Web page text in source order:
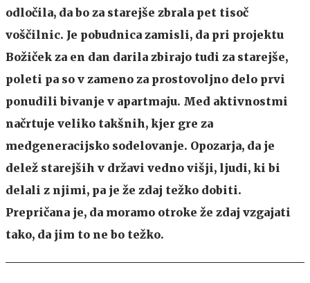
odločila, da bo za starejše zbrala pet tisoč
voščilnic. Je pobudnica zamisli, da pri projektu
Božiček za en dan darila zbirajo tudi za starejše,
poleti pa so v zameno za prostovoljno delo prvi
ponudili bivanje v apartmaju. Med aktivnostmi
načrtuje veliko takšnih, kjer gre za
medgeneracijsko sodelovanje. Opozarja, da je
delež starejših v državi vedno višji, ljudi, ki bi
delali z njimi, pa je že zdaj težko dobiti.
Prepričana je, da moramo otroke že zdaj vzgajati
tako, da jim to ne bo težko.